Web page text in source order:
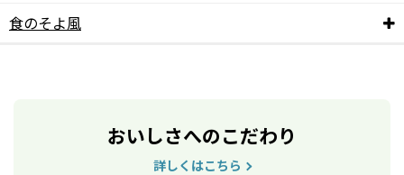
食のそよ風
おいしさへのこだわり
詳しくはこちら